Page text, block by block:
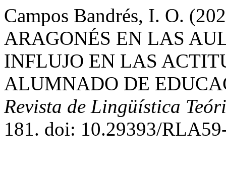
Campos Bandrés, I. O.
ARAGONÉS EN LAS
INFLUJO EN LAS
ALUMNADO DE
Revista de Lingüística
181. doi: 10.29393/